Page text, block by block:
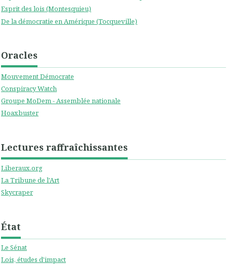
Esprit des lois (Montesquieu)
De la démocratie en Amérique (Tocqueville)
Oracles
Mouvement Démocrate
Conspiracy Watch
Groupe MoDem - Assemblée nationale
Hoaxbuster
Lectures raffraîchissantes
Liberaux.org
La Tribune de l'Art
Skycraper
État
Le Sénat
Lois, études d'impact